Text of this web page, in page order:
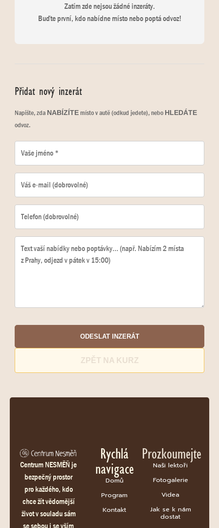
Zatím zde nejsou žádné inzeráty.
Buďte první, kdo nabídne místo nebo poptá odvoz!
Přidat nový inzerát
Napište, zda NABÍZÍTEmísto v autě (odkud jedete), nebo HLEDÁTE
odvoz.
ODESLAT INZERÁT
ZPĚT NA KURZ
Centrum NESMĚŇ je
bezpečný prostor
pro každého, kdo
chce žít vědomější
život v souladu sám
se sebou i se vším
Rychlá
navigace
Domů
Program
Kontakt
Prozkoumejte
Naši lektoři
Fotogalerie
Videa
Jak se k nám
dostat